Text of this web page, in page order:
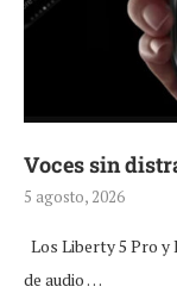
Voces sin
5 agosto, 2026
Los Liberty 5 Pro y
de audio …